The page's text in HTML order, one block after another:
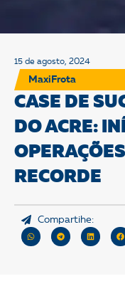
15 de agosto, 2024
MaxiFrota
CASE DE
DO ACRE:
RECORDE
Compartihe: